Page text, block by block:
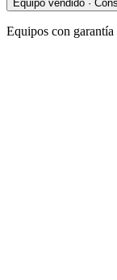
Equipo vendido ·
Equipos con